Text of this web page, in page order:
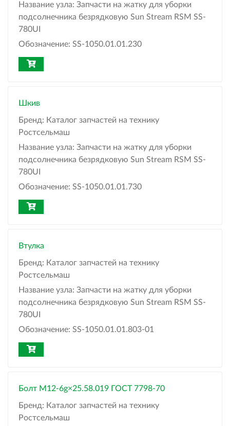
Название узла: Запчасти на жатку для уборки
подсолнечника безрядковую Sun Stream RSM SS-
780UI
Обозначение: SS-1050.01.01.230
Шкив
Бренд: Каталог запчастей на технику
Ростсельмаш
Название узла: Запчасти на жатку для уборки
подсолнечника безрядковую Sun Stream RSM SS-
780UI
Обозначение: SS-1050.01.01.730
Втулка
Бренд: Каталог запчастей на технику
Ростсельмаш
Название узла: Запчасти на жатку для уборки
подсолнечника безрядковую Sun Stream RSM SS-
780UI
Обозначение: SS-1050.01.01.803-01
Болт М12-6g×25.58.019 ГОСТ 7798-70
Бренд: Каталог запчастей на технику
Ростсельмаш